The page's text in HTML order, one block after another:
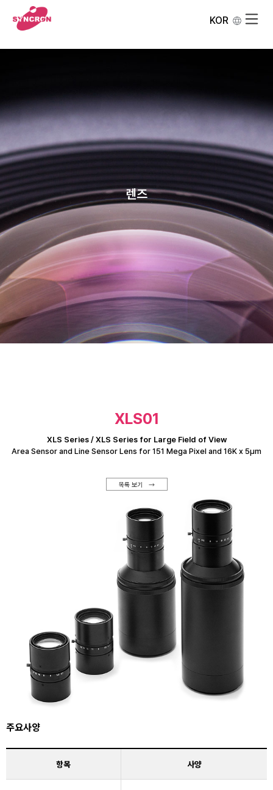
KOR
렌즈
XLS01
XLS Series / XLS Series for Large Field of View
Area Sensor and Line Sensor Lens for 151 Mega Pixel and 16K x 5μm
목록 보기
주요사양
항목 사양